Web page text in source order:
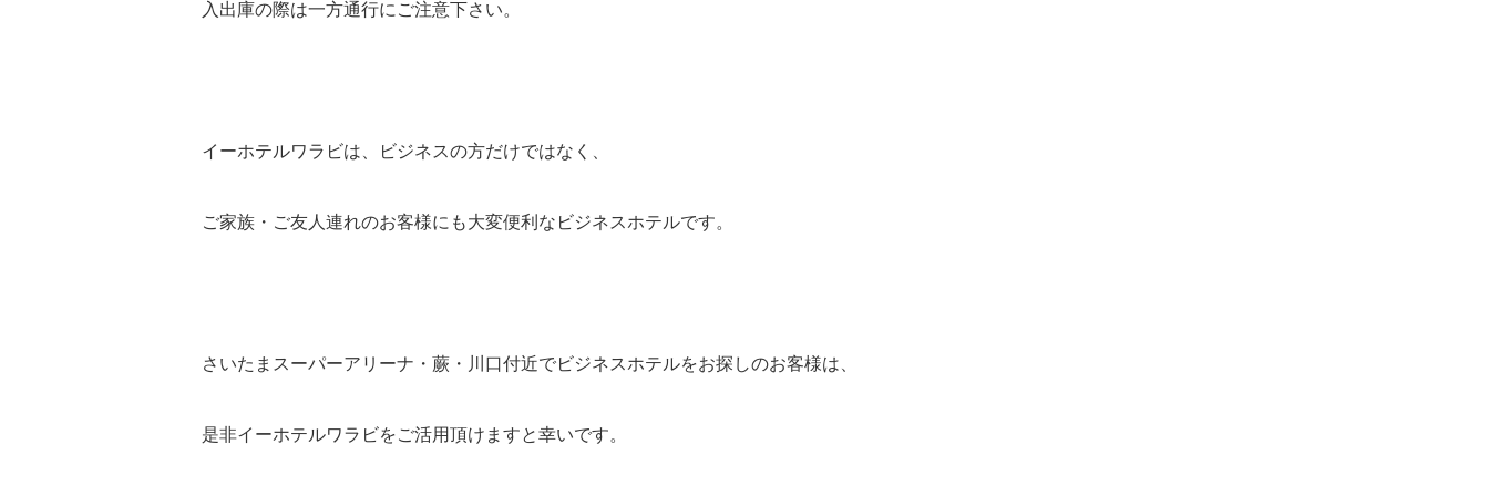
入出庫の際は一方通行にご注意下さい。
イーホテルワラビは、ビジネスの方だけではなく、
ご家族・ご友人連れのお客様にも大変便利なビジネスホテルです。
さいたまスーパーアリーナ・蕨・川口付近でビジネスホテルをお探しのお客様は、
是非イーホテルワラビをご活用頂けますと幸いです。